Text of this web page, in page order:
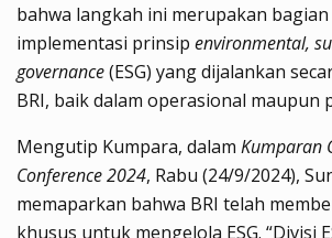
bahwa langkah ini merupakan
implementasi prinsip environmental,
governance(ESG) yang dijalankan
BRI, baik dalam operasional maupun
Mengutip Kumpara, dalam Kumparan
Conference 2024, Rabu (24/9/2024),
memaparkan bahwa BRI telah
khusus untuk mengelola ESG. “Divisi